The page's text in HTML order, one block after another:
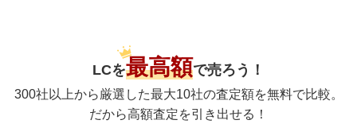
LCを最高額で売ろう！
300社以上から厳選した最大10社の査定額を無料で比較。
だから高額査定を引き出せる！